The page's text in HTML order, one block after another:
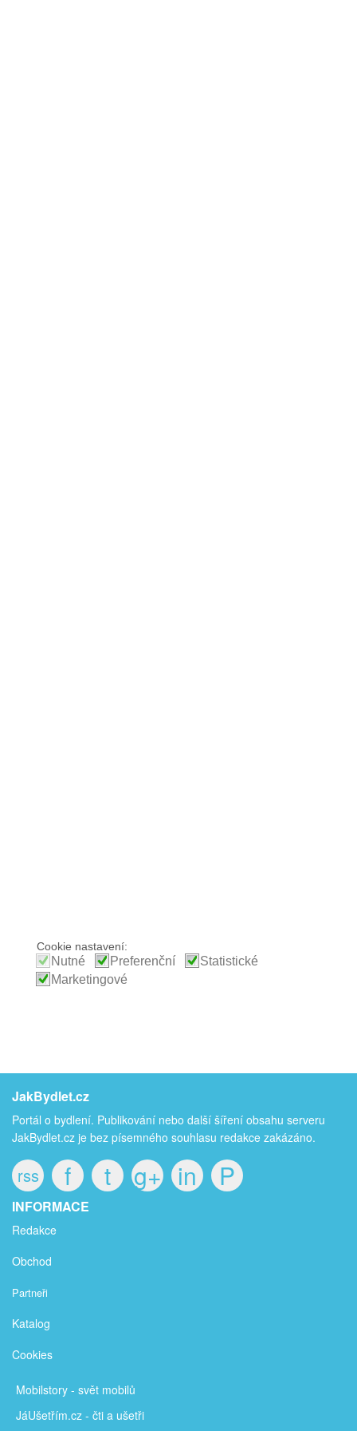
JakBydlet.cz
Portál o bydlení. Publikování nebo další šíření obsahu serveru
JakBydlet.cz je bez písemného souhlasu redakce zakázáno.
rss f t g+ in P
INFORMACE
Redakce
Obchod
Partneři
Katalog
Cookies
Mobilstory - svět mobilů
JáUšetřím.cz - čti a ušetři
Cookie nastavení:
Nutné Preferenční
Statistické
Marketingové